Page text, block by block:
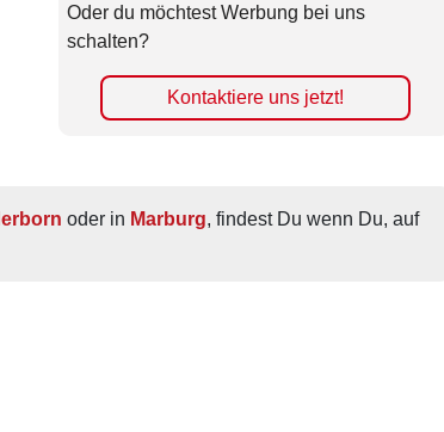
Oder du möchtest Werbung bei uns
schalten?
Kontaktiere uns jetzt!
oder in Marburg, findest Du wenn Du, auf